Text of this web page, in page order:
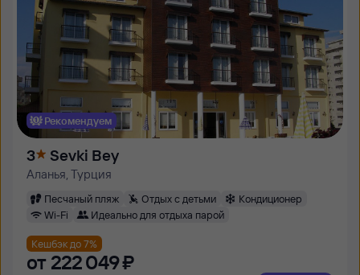
Рекомендуем
3 Sevki Bey
Аланья, Турция
Песчаный пляж Отдых с детьми
Кондиционер
Wi-Fi
Идеально для отдыха парой
Кешбэк до 7%
от 222 ⁠049 ⁠₽